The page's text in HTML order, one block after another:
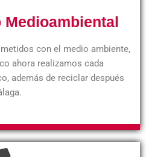
con el medio ambiente,
ahora realizamos cada
además de reciclar después